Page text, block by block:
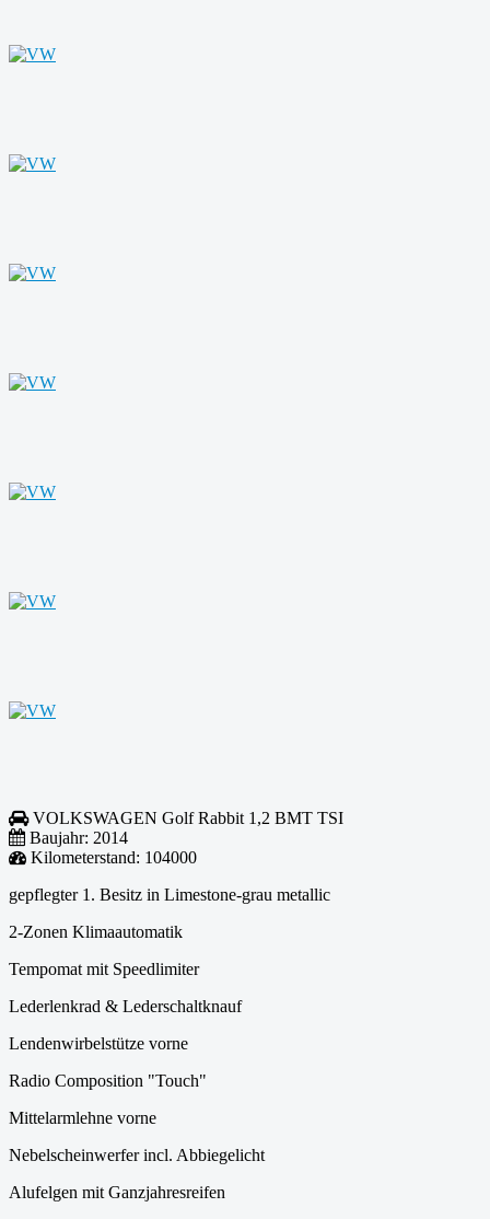
VOLKSWAGEN Golf Rabbit 1,2 BMT TSI
Baujahr: 2014
Kilometerstand: 104000
gepflegter 1. Besitz in Limestone-grau metallic
2-Zonen Klimaautomatik
Tempomat mit Speedlimiter
Lederlenkrad & Lederschaltknauf
Lendenwirbelstütze vorne
Radio Composition "Touch"
Mittelarmlehne vorne
Nebelscheinwerfer incl. Abbiegelicht
Alufelgen mit Ganzjahresreifen